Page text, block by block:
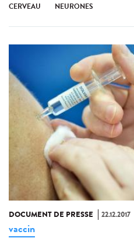
CERVEAU NEURONES
DOCUMENT DE PRESSE 22.12.2017
vaccin